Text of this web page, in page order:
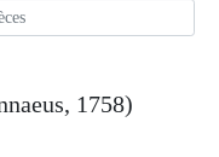
1758)